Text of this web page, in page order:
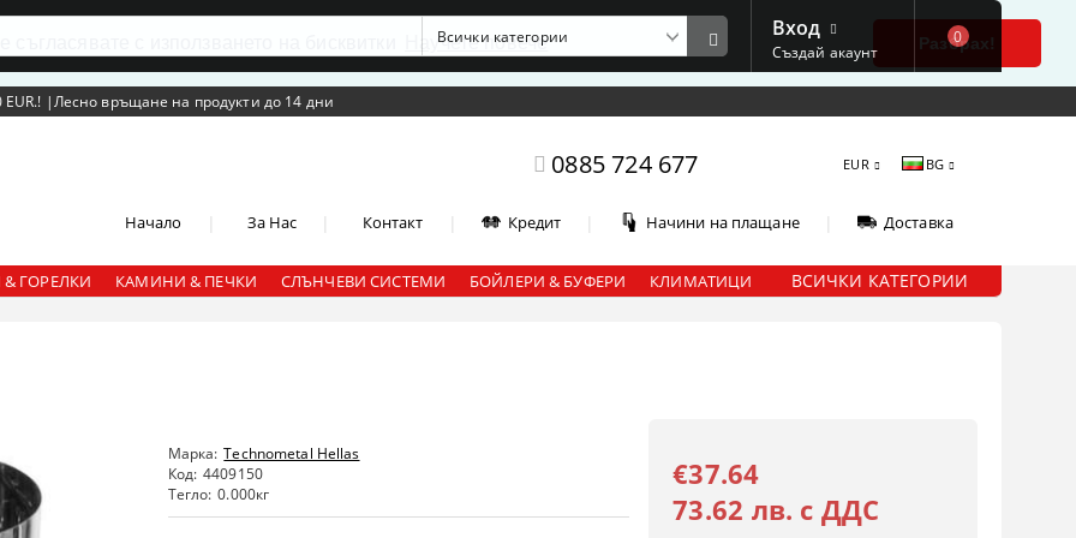
с използването на бисквитки Научете повече Разбрах!
|Лесно връщане на продукти до 14 дни
0885 724 677 EUR BG
Начало За Нас Контакт Кредит Начини на плащане Доставка
Вход
Създай акаунт
0
ГОРЕЛКИ КАМИНИ & ПЕЧКИ СЛЪНЧЕВИ СИСТЕМИ БОЙЛЕРИ & БУФЕРИ КЛИМАТИЦИ ВСИЧКИ КАТЕГОРИИ
Марка: Technometal Hellas
Код: 4409150
Тегло: 0.000кг
€37.64
73.62 лв. с ДДС